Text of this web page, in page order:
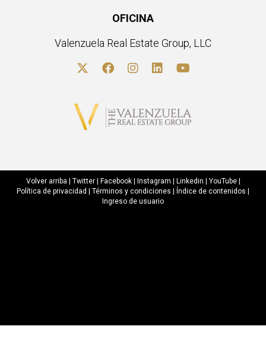
OFICINA
Valenzuela Real Estate Group, LLC
Volver arriba Twitter| Facebook| Instagram Linkedin YouTube|
Política de privacidad
Términos y condiciones Índice de contenidos
Ingreso de usuario